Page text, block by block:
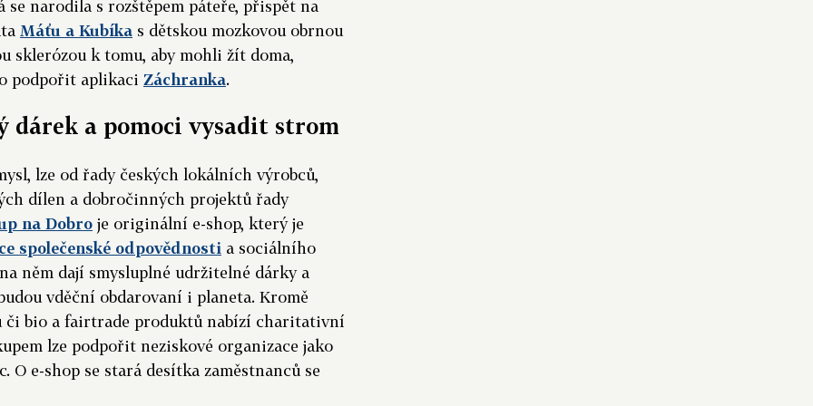
narodila s rozštěpem páteře, přispět na
Máťu a Kubíka s dětskou mozkovou obrnou
sklerózou k tomu, aby mohli žít doma,
podpořit aplikaci Záchranka.
a pomoci vysadit strom
lze od řady českých lokálních výrobců,
dílen a dobročinných projektů řady
na Dobro je originální e-shop, který je
společenské odpovědnosti a sociálního
něm dají smysluplné udržitelné dárky a
vděční obdarovaní i planeta. Kromě
či bio a fairtrade produktů nabízí charitativní
lze podpořit neziskové organizace jako
O e-shop se stará desítka zaměstnanců se